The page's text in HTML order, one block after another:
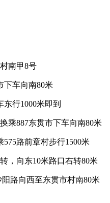
南甲8号
下车向南80米
行1000米即到
乘887东贯市下车向南80米
路前章村步行1500米
，向东10米路口右转80米
路向西至东贯市村南80米